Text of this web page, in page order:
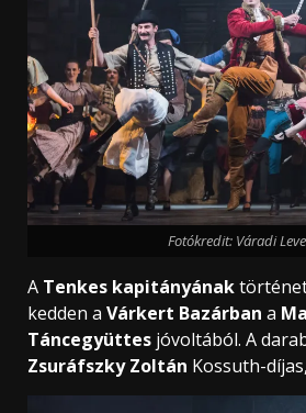
Fotókredit: Váradi
A Tenkes kapitányának
kedden a Várkert Bazárban a
Táncegyüttes jóvoltából. A
Zsuráfszky Zoltán Kossuth-